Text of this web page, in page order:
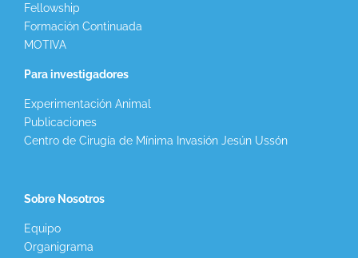
Fellowship
Formación Continuada
MOTIVA
Para investigadores
Experimentación Animal
Publicaciones
Centro de Cirugía de Mínima Invasión Jesún Ussón
Sobre Nosotros
Equipo
Organigrama